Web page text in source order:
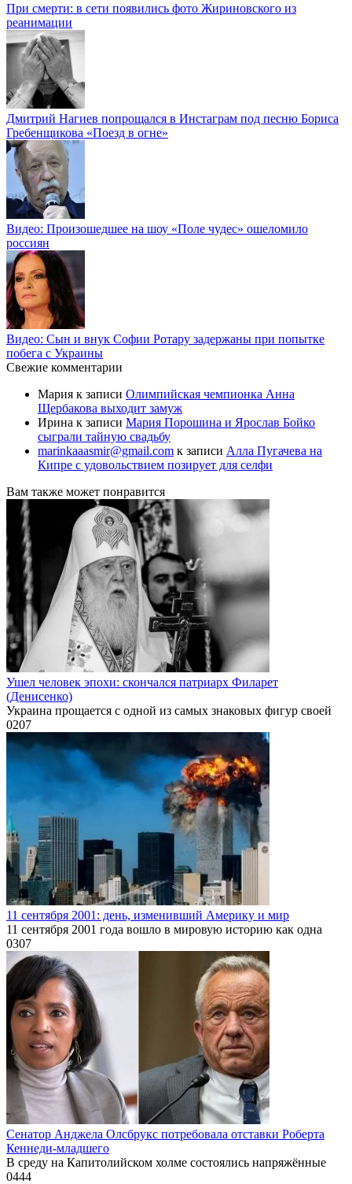
При смерти: в сети появились фото Жириновского из
реанимации
Дмитрий Нагиев попрощался в Инстаграм под песню Бориса
Гребенщикова «Поезд в огне»
Видео: Произошедшее на шоу «Поле чудес» ошеломило
россиян
Видео: Сын и внук Софии Ротару задержаны при попытке
побега с Украины
Свежие комментарии
Мария к записи Олимпийская чемпионка Анна
Щербакова выходит замуж
Ирина к записи Мария Порошина и Ярослав Бойко
сыграли тайную свадьбу
marinkaaasmir@gmail.com к записи Алла Пугачева на
Кипре с удовольствием позирует для селфи
Вам также может понравится
Ушел человек эпохи: скончался патриарх Филарет
(Денисенко)
Украина прощается с одной из самых знаковых фигур своей
0207
11 сентября 2001: день, изменивший Америку и мир
11 сентября 2001 года вошло в мировую историю как одна
0307
Сенатор Анджела Олсбрукс потребовала отставки Роберта
Кеннеди-младшего
В среду на Капитолийском холме состоялись напряжённые
0444